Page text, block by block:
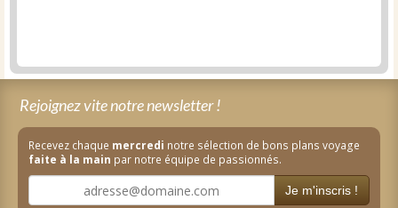
Rejoignez vite notre newsletter !
Recevez chaque mercredi notre sélection de bons plans voyage
faite à la main par notre équipe de passionnés.
Je m'inscris !